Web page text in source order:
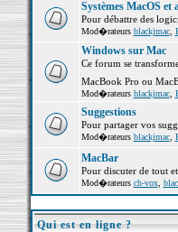
Systèmes MacOS et
Pour débattre des
Mod�rateurs blackjmac,
Windows sur Mac
Ce forum se
MacBook Pro ou
Mod�rateurs blackjmac,
Suggestions
Pour partager vos
Mod�rateurs blackjmac,
MacBar
Pour discuter de tout
Mod�rateurs ch-vox,
Qui est en ligne ?